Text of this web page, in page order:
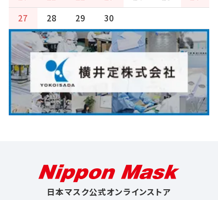
27
28 29 30
日本マスク公式オンラインストア